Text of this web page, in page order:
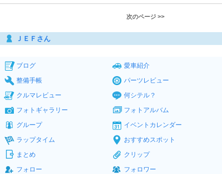
次のページ >>
ＪＥＦさん
ブログ
愛車紹介
整備手帳
パーツレビュー
クルマレビュー
何シテル？
フォトギャラリー
フォトアルバム
グループ
イベントカレンダー
ラップタイム
おすすめスポット
まとめ
クリップ
フォロー
フォロワー